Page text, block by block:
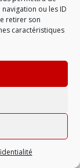
ou les ID
retirer son
caractéristiques
de